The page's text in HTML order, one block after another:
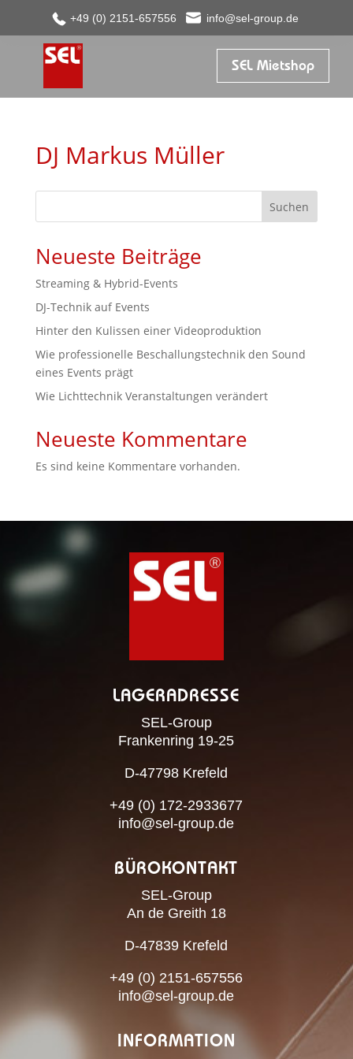
+49 (0) 2151-657556 info@sel-group.de
SEL Mietshop
DJ Markus Müller
Suchen
Neueste Beiträge
Streaming & Hybrid-Events
DJ-Technik auf Events
Hinter den Kulissen einer Videoproduktion
Wie professionelle Beschallungstechnik den Sound
eines Events prägt
Wie Lichttechnik Veranstaltungen verändert
Neueste Kommentare
Es sind keine Kommentare vorhanden.
LAGERADRESSE
SEL-Group
Frankenring 19-25
D-47798 Krefeld
+49 (0) 172-2933677
info@sel-group.de
BÜROKONTAKT
SEL-Group
An de Greith 18
D-47839 Krefeld
+49 (0) 2151-657556
info@sel-group.de
INFORMATION